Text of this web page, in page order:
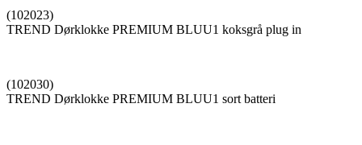
(102023)
TREND Dørklokke PREMIUM BLUU1 koksgrå plug in
(102030)
TREND Dørklokke PREMIUM BLUU1 sort batteri